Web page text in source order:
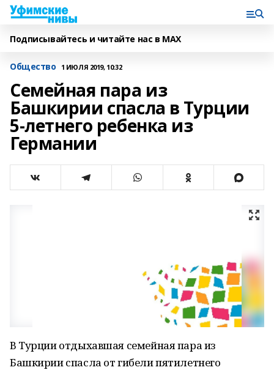
Подписывайтесь и читайте нас в MAX
Общество 1 ИЮЛЯ 2019, 10:32
Семейная пара из
Башкирии спасла в Турции
5-летнего ребенка из
Германии
В Турции отдыхавшая семейная пара из
Башкирии спасла от гибели пятилетнего